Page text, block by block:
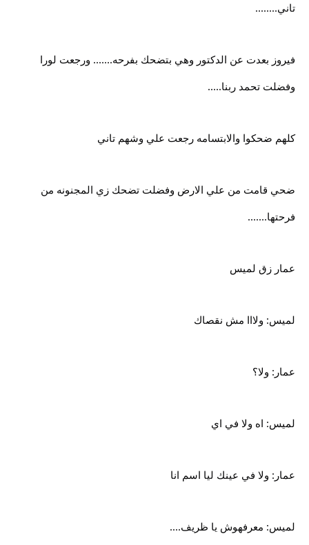
تاني........
فيروز بعدت عن الدكتور وهي بتضحك بفرحه....... ورجعت لورا
وفضلت تحمد ربنا.....
كلهم ضحكوا والابتسامه رجعت علي وشهم تاني
ضحي قامت من علي الارض وفضلت تضحك زي المجنونه من
فرحتها.......
عمار زق لميس
لميس: ولااا مش نقصاك
عمار: ولا؟
لميس: اه ولا في اي
عمار: ولا في عينك ليا اسم انا
لميس: معرفهوش يا ظريف....